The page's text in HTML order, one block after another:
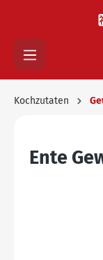
Kochzutaten
Ente